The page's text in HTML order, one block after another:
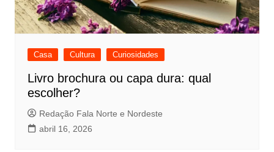
Casa Cultura Curiosidades
Livro brochura ou capa dura: qual
escolher?
Redação Fala Norte e Nordeste
abril 16, 2026